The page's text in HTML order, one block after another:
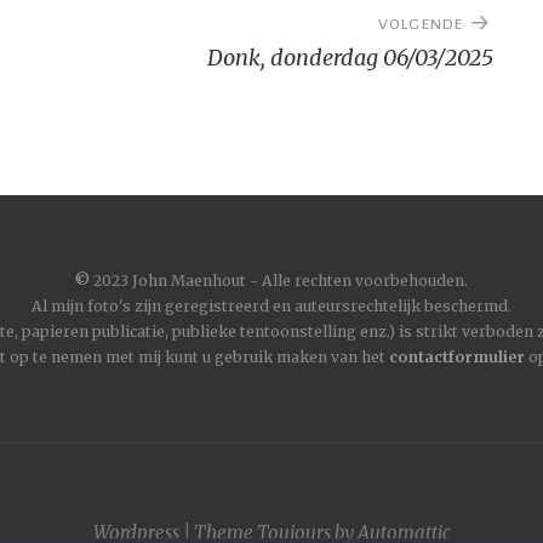
VOLGENDE
Donk, donderdag 06/03/2025
© 2023 John Maenhout - Alle rechten voorbehouden.
Al mijn foto's zijn geregistreerd en auteursrechtelijk beschermd.
papieren publicatie, publieke tentoonstelling enz.) is strikt
op te nemen met mij kunt u gebruik maken van het contactformulier
Wordpress| Theme ToujoursbyAutomattic